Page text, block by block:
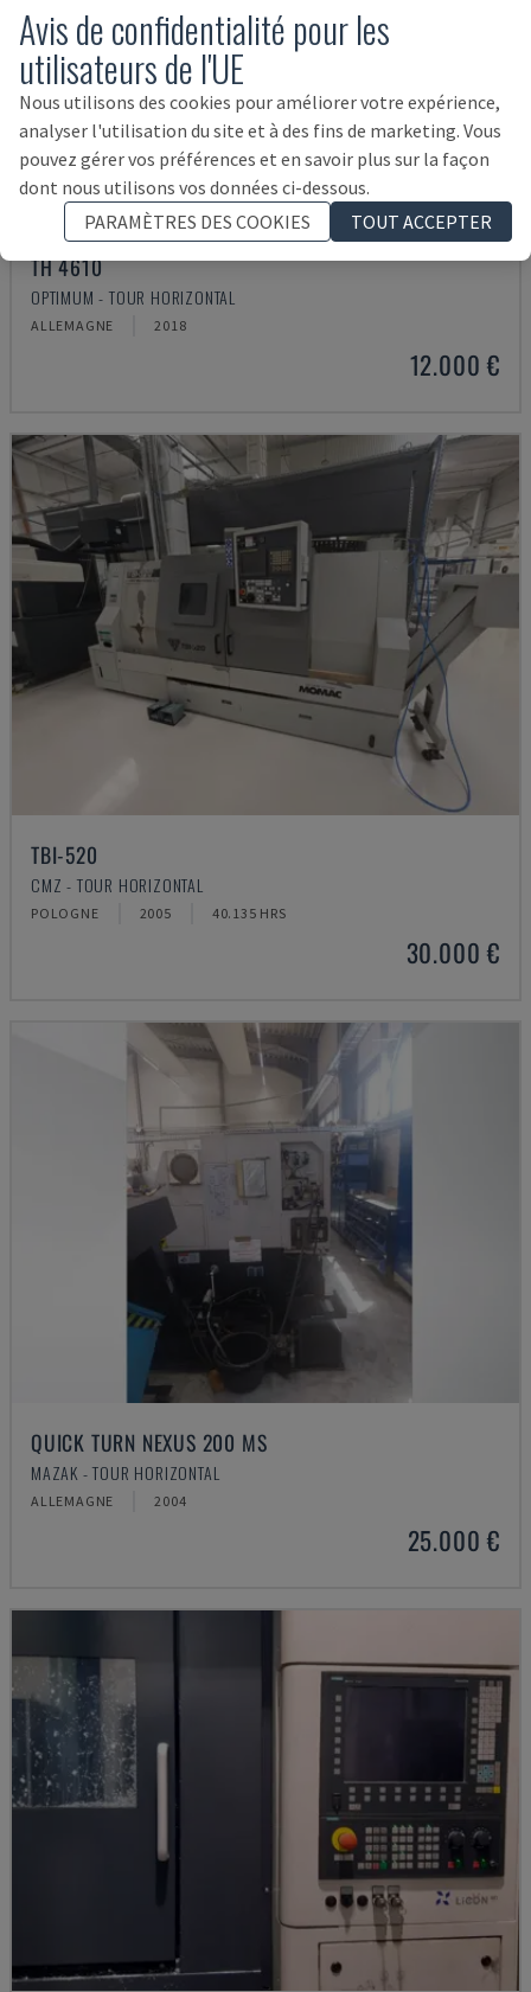
TH 4610
OPTIMUM - TOUR HORIZONTAL
ALLEMAGNE 2018
12.000 €
TBI-520
CMZ - TOUR HORIZONTAL
POLOGNE 2005 40.135 HRS
30.000 €
QUICK TURN NEXUS 200 MS
MAZAK - TOUR HORIZONTAL
ALLEMAGNE 2004
25.000 €
Avis de confidentialité pour les
utilisateurs de l'UE
Nous utilisons des cookies pour améliorer votre expérience,
analyser l'utilisation du site et à des fins de marketing. Vous
pouvez gérer vos préférences et en savoir plus sur la façon
dont nous utilisons vos données ci-dessous.
PARAMÈTRES DES COOKIES
TOUT ACCEPTER